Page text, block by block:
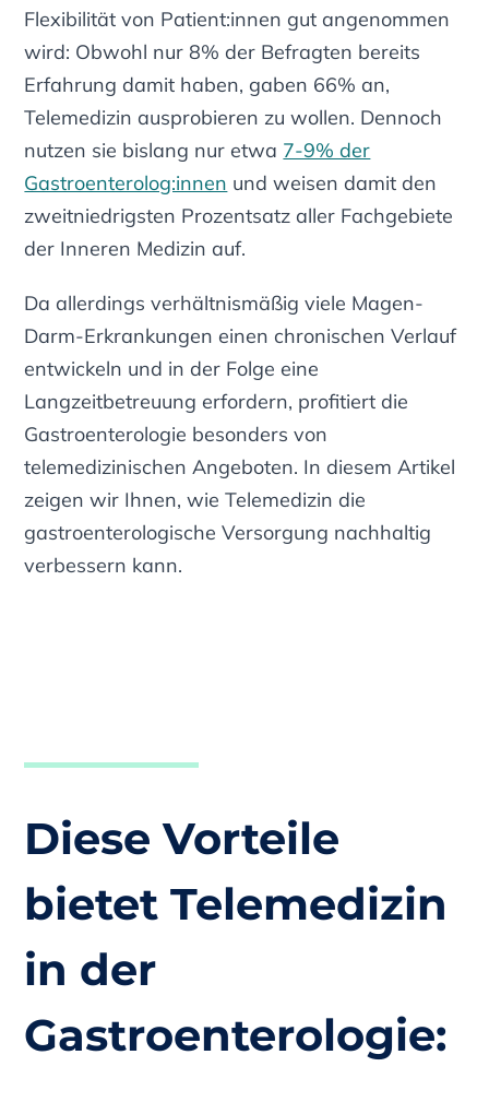
Flexibilität von Patient:innen gut angenommen
wird: Obwohl nur 8% der Befragten bereits
Erfahrung damit haben, gaben 66% an,
Telemedizin ausprobieren zu wollen. Dennoch
nutzen sie bislang nur etwa 7-9% der
Gastroenterolog:innen und weisen damit den
zweitniedrigsten Prozentsatz aller Fachgebiete
der Inneren Medizin auf.
Da allerdings verhältnismäßig viele Magen-
Darm-Erkrankungen einen chronischen Verlauf
entwickeln und in der Folge eine
Langzeitbetreuung erfordern, profitiert die
Gastroenterologie besonders von
telemedizinischen Angeboten. In diesem Artikel
zeigen wir Ihnen, wie Telemedizin die
gastroenterologische Versorgung nachhaltig
verbessern kann.
Diese Vorteile
bietet Telemedizin
in der
Gastroenterologie: